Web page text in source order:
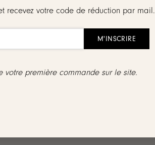
recevez votre code de réduction par mail.
votre première commande sur le site.